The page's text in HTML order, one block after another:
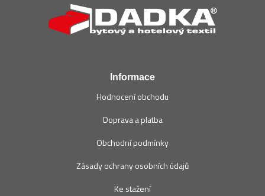
Informace
Hodnocení obchodu
Doprava a platba
Obchodní podmínky
Zásady ochrany osobních údajů
Ke stažení